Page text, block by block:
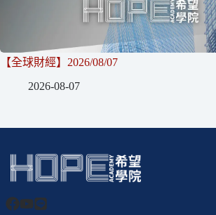
【全球財經】2026/08/07
2026-08-07